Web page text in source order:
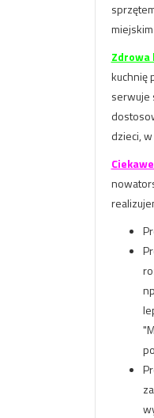
Zdrowa
kuchnię
serwuje
dzieci,